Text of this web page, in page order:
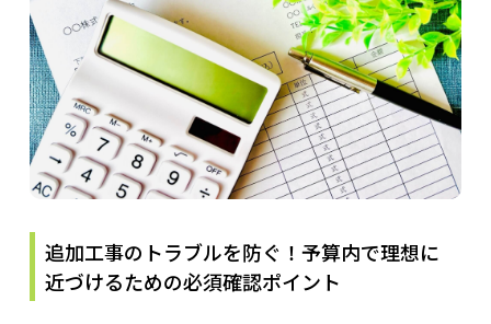
追加工事のトラブルを防ぐ！予算内で理想に
近づけるための必須確認ポイント